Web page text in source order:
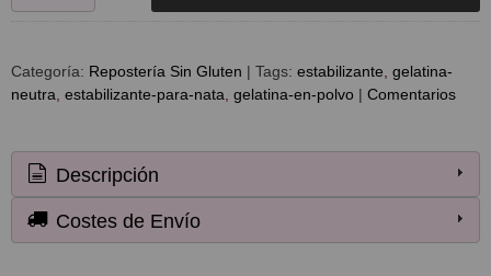
Categoría: Repostería Sin Gluten | Tags: estabilizante gelatina-
neutra estabilizante-para-nata gelatina-en-polvo | Comentarios
Descripción
Costes de Envío